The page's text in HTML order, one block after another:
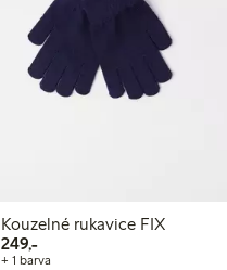
Kouzelné rukavice FIX
249,-249,00 Kč
+ 1 barva